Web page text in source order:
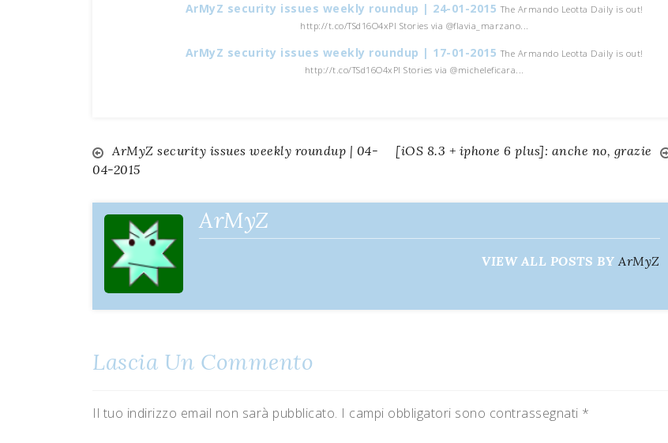
ArMyZ security issues weekly roundup | 24-01-2015The Armando Leotta Daily is out!
http://t.co/TSd16O4xPI Stories via @flavia_marzano...
ArMyZ security issues weekly roundup | 17-01-2015The Armando Leotta Daily is out!
http://t.co/TSd16O4xPI Stories via @micheleficara...
Navigazione
articoli
ArMyZ security issues weekly roundup | 04-
04-2015
[iOS 8.3 + iphone 6 plus]: anche no, grazie
ArMyZ
VIEW ALL POSTS BYArMyZ
Lascia Un Commento
Il tuo indirizzo email non sarà pubblicato. I campi obbligatori sono contrassegnati *